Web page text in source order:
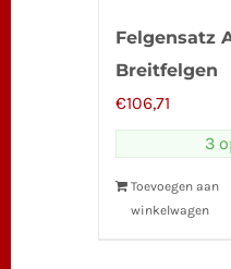
Felgensatz
Breitfelgen
€106,71
3
Toevoegen aan
winkelwagen